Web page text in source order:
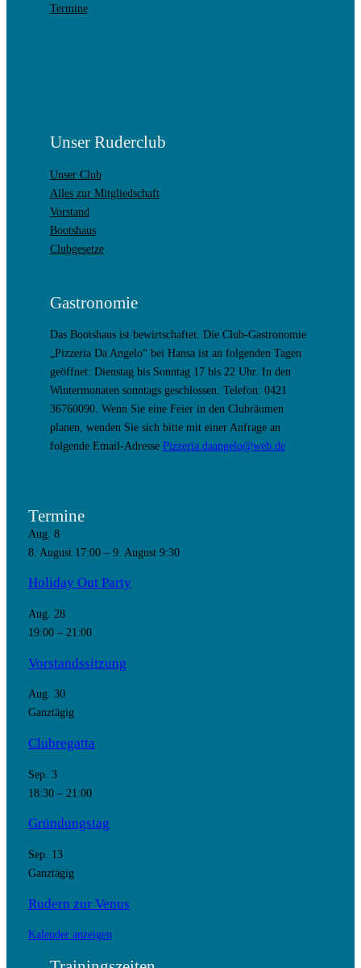
Termine
Unser Ruderclub
Unser Club
Alles zur Mitgliedschaft
Vorstand
Bootshaus
Clubgesetze
Gastronomie
Das Bootshaus ist bewirtschaftet. Die Club-Gastronomie
„Pizzeria Da Angelo“ bei Hansa ist an folgenden Tagen
geöffnet: Dienstag bis Sonntag 17 bis 22 Uhr. In den
Wintermonaten sonntags geschlossen. Telefon: 0421
36760090. Wenn Sie eine Feier in den Clubräumen
planen, wenden Sie sich bitte mit einer Anfrage an
folgende Email-Adresse Pizzeria.daangelo@web.de
Termine
Aug. 8
8. August 17:00– 9. August 9:30
Holiday Out Party
Aug. 28
19:00– 21:00
Vorstandssitzung
Aug. 30
Ganztägig
Clubregatta
Sep. 3
18:30– 21:00
Gründungstag
Sep. 13
Ganztägig
Rudern zur Venus
Kalender anzeigen